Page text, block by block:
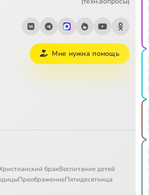
Мне нужна помощь
бракВоспитание детей
ПреображениеПятидесятница